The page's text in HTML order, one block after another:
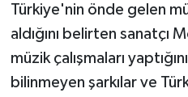
Türkiye'nin önde gelen
aldığını belirten sanatçı
müzik çalışmaları
bilinmeyen şarkılar ve